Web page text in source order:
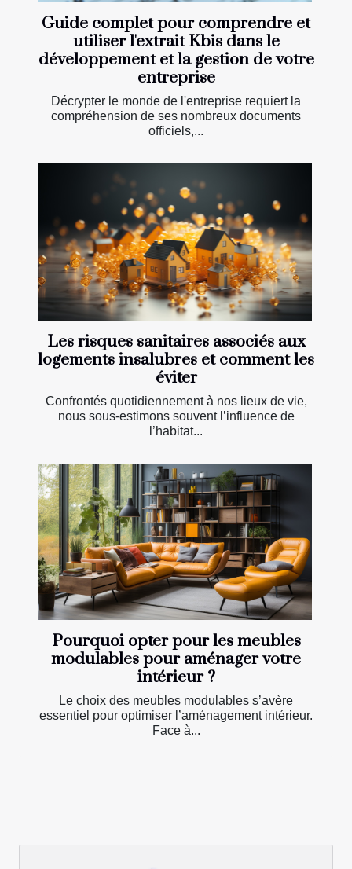
Guide complet pour comprendre et
utiliser l'extrait Kbis dans le
développement et la gestion de votre
entreprise
Décrypter le monde de l'entreprise requiert la
compréhension de ses nombreux documents
officiels,...
Les risques sanitaires associés aux
logements insalubres et comment les
éviter
Confrontés quotidiennement à nos lieux de vie,
nous sous-estimons souvent l’influence de
l’habitat...
Pourquoi opter pour les meubles
modulables pour aménager votre
intérieur ?
Le choix des meubles modulables s’avère
essentiel pour optimiser l’aménagement intérieur.
Face à...